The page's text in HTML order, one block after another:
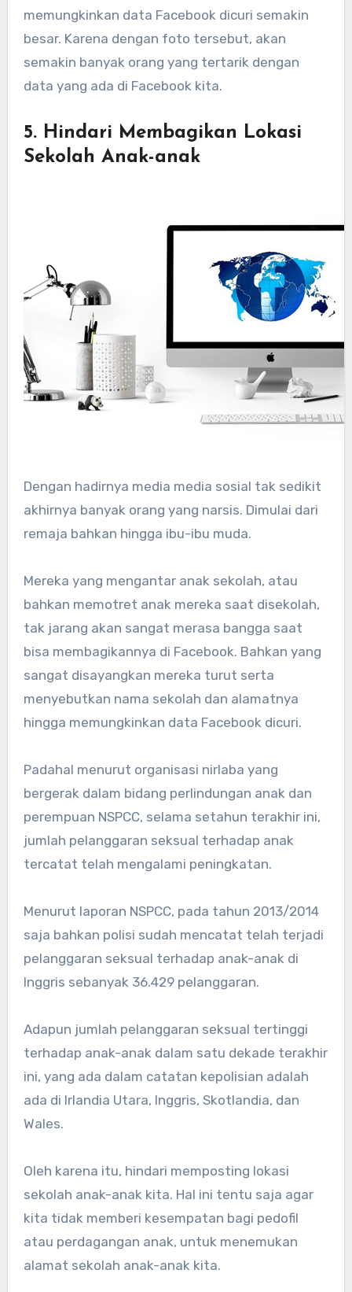
memungkinkan data Facebook dicuri semakin
besar. Karena dengan foto tersebut, akan
semakin banyak orang yang tertarik dengan
data yang ada di Facebook kita.
5. Hindari Membagikan Lokasi
Sekolah Anak-anak
Dengan hadirnya media media sosial tak sedikit
akhirnya banyak orang yang narsis. Dimulai dari
remaja bahkan hingga ibu-ibu muda.
Mereka yang mengantar anak sekolah, atau
bahkan memotret anak mereka saat disekolah,
tak jarang akan sangat merasa bangga saat
bisa membagikannya di Facebook. Bahkan yang
sangat disayangkan mereka turut serta
menyebutkan nama sekolah dan alamatnya
hingga memungkinkan data Facebook dicuri.
Padahal menurut organisasi nirlaba yang
bergerak dalam bidang perlindungan anak dan
perempuan NSPCC, selama setahun terakhir ini,
jumlah pelanggaran seksual terhadap anak
tercatat telah mengalami peningkatan.
Menurut laporan NSPCC, pada tahun 2013/2014
saja bahkan polisi sudah mencatat telah terjadi
pelanggaran seksual terhadap anak-anak di
Inggris sebanyak 36.429 pelanggaran.
Adapun jumlah pelanggaran seksual tertinggi
terhadap anak-anak dalam satu dekade terakhir
ini, yang ada dalam catatan kepolisian adalah
ada di Irlandia Utara, Inggris, Skotlandia, dan
Wales.
Oleh karena itu, hindari memposting lokasi
sekolah anak-anak kita. Hal ini tentu saja agar
kita tidak memberi kesempatan bagi pedofil
atau perdagangan anak, untuk menemukan
alamat sekolah anak-anak kita.